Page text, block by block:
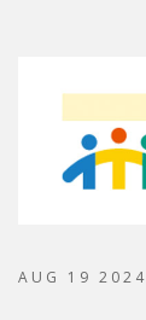
AUG 19 2024